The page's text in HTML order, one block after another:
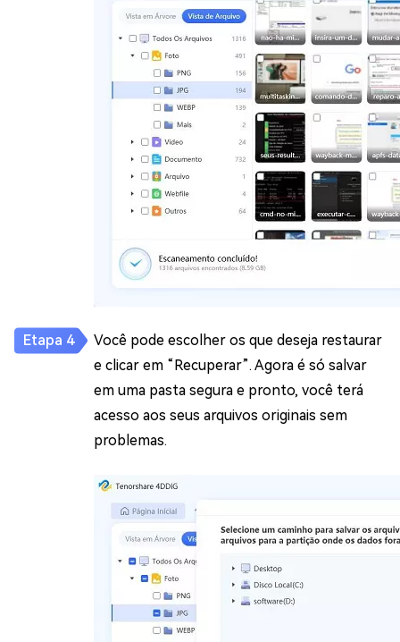
Você pode escolher os que deseja restaurar
e clicar em “Recuperar”. Agora é só salvar
em uma pasta segura e pronto, você terá
acesso aos seus arquivos originais sem
problemas.